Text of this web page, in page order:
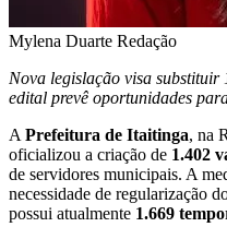
Mylena Duarte Redação
Nova legislação visa
edital prevê oportunidades
A Prefeitura de Itaitinga, na
oficializou a criação de 1.402
de servidores municipais. A
necessidade de regularização
possui atualmente 1.669